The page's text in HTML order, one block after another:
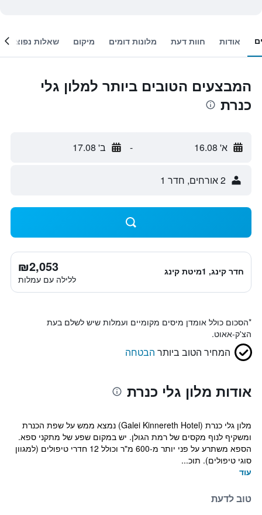
אודות חוות דעת מלונות דומים מיקום שאלות נפוצות
המבצעים הטובים ביותר למלון גלי
כנרת
א' 16.08 - ב' 17.08
2 אורחים, חדר 1
חדר קינג, 1מיטת קינג ₪2,053
ללילה עם עמלות
*הסכום כולל אומדן מיסים מקומיים ועמלות שיש לשלם בעת
הצ'ק-אאוט.
המחיר הטוב ביותר הבטחה
אודות מלון גלי כנרת
מלון גלי כנרת (Galei Kinnereth Hotel) נמצא ממש על שפת הכנרת
ומשקיף לנוף מקסים של רמת הגולן. יש במקום שפע של מתקני ספא.
הספא משתרע על פני יותר מ-600 מ"ר וכולל 12 חדרי טיפולים (למגוון
סוגי טיפולים). תוכ...
עוד
טוב לדעת